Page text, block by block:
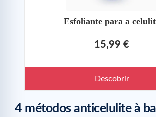
Esfoliante para a
15,99 €
Descobrir
4 métodos anticelulite à